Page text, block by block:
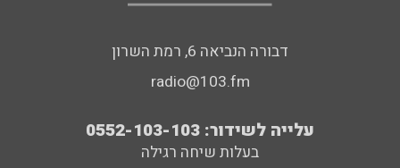
דבורה הנביאה 6, רמת השרון
radio@103.fm
עלייה לשידור: 0552-103-103
בעלות שיחה רגילה